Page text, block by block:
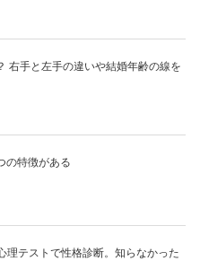
右手と左手の違いや結婚年齢の線を
の特徴がある
理テストで性格診断。知らなかった